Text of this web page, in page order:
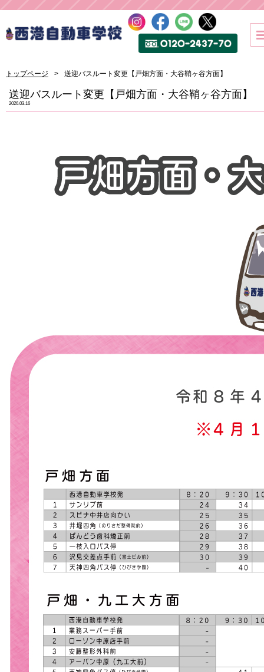
トップページ 送迎バスルート変更【戸畑方面・大谷鞘ヶ谷方面】
送迎バスルート変更【戸畑方面・大谷鞘ヶ谷方面】
2026.03.16